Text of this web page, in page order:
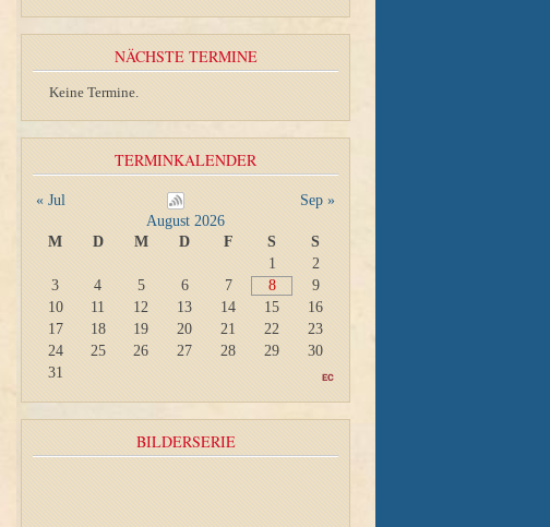
NÄCHSTE TERMINE
Keine Termine.
TERMINKALENDER
« Jul
Sep »
August 2026
M
D M D F S
S
1
2
3
4 5 6 7 8
9
10
11 12 13 14 15
16
17
18 19 20 21 22
23
24
25 26 27 28 29
30
31
BILDERSERIE